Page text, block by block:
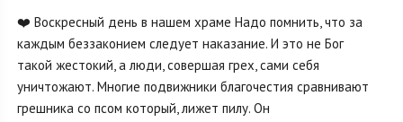
❤️ Воскресный день в нашем храме Надо помнить, что за
каждым беззаконием следует наказание. И это не Бог
такой жестокий, а люди, совершая грех, сами себя
уничтожают. Многие подвижники благочестия сравнивают
грешника со псом который, лижет пилу. Он